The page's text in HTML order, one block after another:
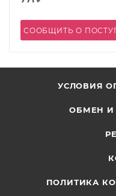
СООБЩИТЬ О
УСЛОВИЯ
ОБМЕН И
ПОЛИТИКА